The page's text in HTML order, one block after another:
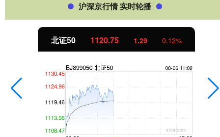
沪深京行情 实时轮播
北证50 1120.75 1.29 0.12%